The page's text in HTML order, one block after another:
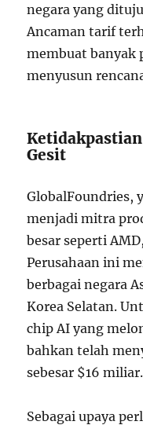
negara yang
Ancaman tarif
membuat banyak
menyusun
Gesit
GlobalFoundries,
menjadi mitra
besar seperti
Perusahaan ini
berbagai negara
Korea Selatan.
chip AI yang
bahkan telah
sebesar $16 miliar.
Sebagai upaya